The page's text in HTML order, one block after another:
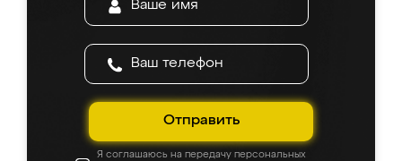
Отправить
Я соглашаюсь на передачу персональных